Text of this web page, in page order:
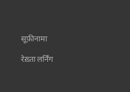
सूफ़ीनामा
रेख़्ता लर्निंग